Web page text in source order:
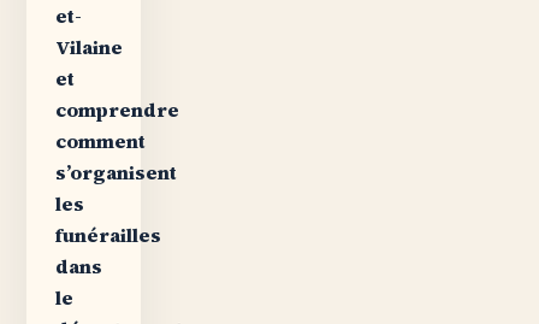
et-
Vilaine
et
comprendre
comment
s’organisent
les
funérailles
dans
le